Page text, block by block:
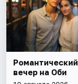
Романтический
вечер на Оби